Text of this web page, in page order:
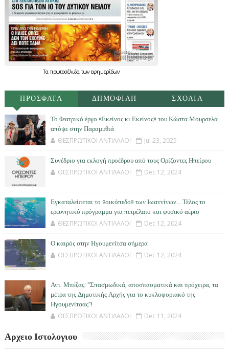
Τα πρωτοσέλιδατων εφημερίδων
ΠΡΟΣΦΑΤΑ ΔΗΜΟΦΙΛΗ ΣΧΟΛΙΑ
Το θεατρικό έργο «Εκείνος κι Εκείνος» του Κώστα Μουρσελά
απόψε στην Παραμυθιά
ΘΕΣΠΡΩΤΙΚΟΙ ΑΝΤΙΛΑΛΟΙ Jul 23, 2025
Συνέδριο για εκλογή προέδρου από τους Ορίζοντες Ηπείρου
ΘΕΣΠΡΩΤΙΚΟΙ ΑΝΤΙΛΑΛΟΙ Dec 12, 2024
Εγκαταλείπεται το «οικόπεδο» των Ιωαννίνων… Τέλος το
ερευνητικό πρόγραμμα για πετρέλαιο και φυσικό αέριο
ΘΕΣΠΡΩΤΙΚΟΙ ΑΝΤΙΛΑΛΟΙ Dec 12, 2024
Ο καιρός στην Ηγουμενίτσα σήμερα
ΘΕΣΠΡΩΤΙΚΟΙ ΑΝΤΙΛΑΛΟΙ Dec 12, 2024
Αντ. Μπέζας: "Σπασμωδικά, αποσπασματικά και πρόχειρα, τα
μέτρα της Δημοτικής Αρχής για το κυκλοφοριακό της
Ηγουμενίτσας"!
ΘΕΣΠΡΩΤΙΚΟΙ ΑΝΤΙΛΑΛΟΙ Dec 11, 2024
Αρχειο Ιστολογιου